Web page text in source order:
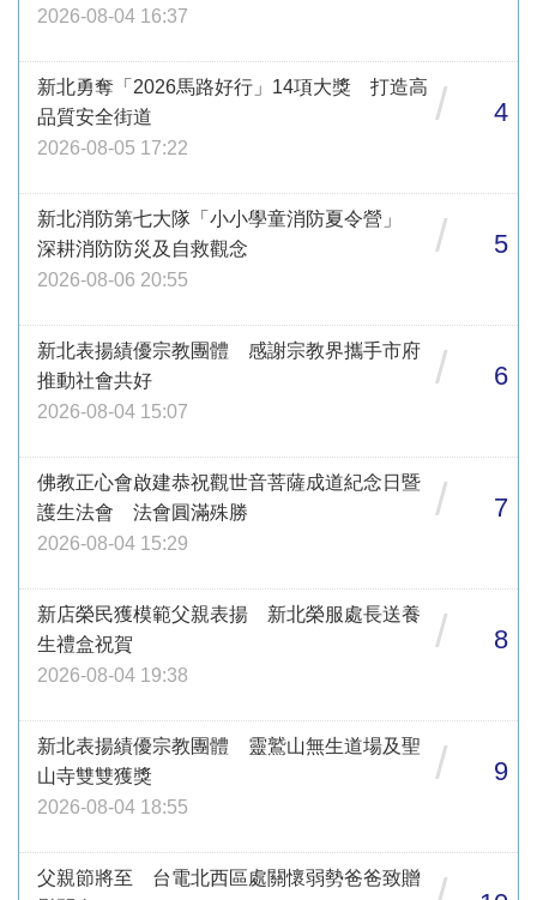
2026-08-04 16:37
新北勇奪「2026馬路好行」14項大獎 打造高
品質安全街道
2026-08-05 17:22
/ 4
新北消防第七大隊「小小學童消防夏令營」
深耕消防防災及自救觀念
2026-08-06 20:55
/ 5
新北表揚績優宗教團體 感謝宗教界攜手市府
推動社會共好
2026-08-04 15:07
/ 6
佛教正心會啟建恭祝觀世音菩薩成道紀念日暨
護生法會 法會圓滿殊勝
2026-08-04 15:29
/ 7
新店榮民獲模範父親表揚 新北榮服處長送養
生禮盒祝賀
2026-08-04 19:38
/ 8
新北表揚績優宗教團體 靈鷲山無生道場及聖
山寺雙雙獲獎
2026-08-04 18:55
/ 9
父親節將至 台電北西區處關懷弱勢爸爸致贈